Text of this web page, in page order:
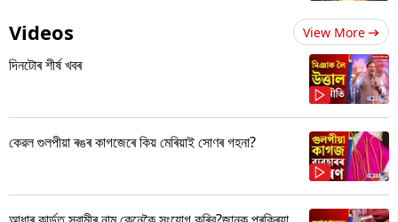
Videos View More
দিনটোৰ শীৰ্ষ খবৰ
কেৱল গুলপীয়া ৰঙৰ কাগজেৰে কিয় মেৰিয়াই সোণৰ গহনা?